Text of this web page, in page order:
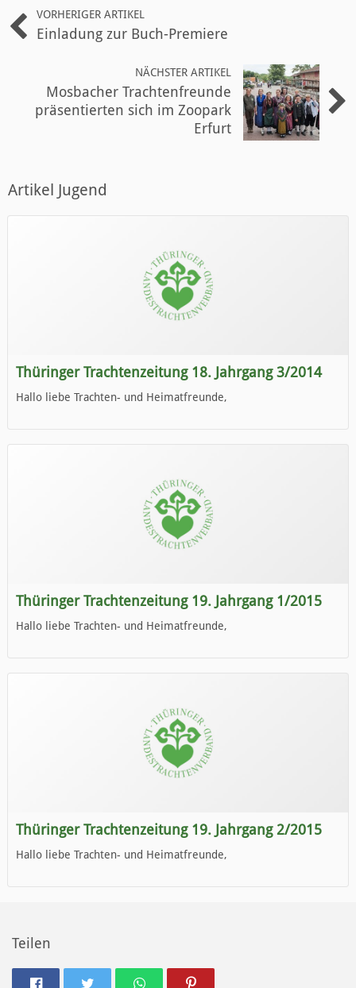
VORHERIGER ARTIKEL
Einladung zur Buch-Premiere
NÄCHSTER ARTIKEL
Mosbacher Trachtenfreunde
präsentierten sich im Zoopark
Erfurt
Artikel Jugend
Thüringer Trachtenzeitung 18. Jahrgang 3/2014
Hallo liebe Trachten- und Heimatfreunde,
Wir wünschen Euch viel Spaß beim Lesen.
Thüringer Trachtenzeitung 19. Jahrgang 1/2015
Hallo liebe Trachten- und Heimatfreunde,
Wir wünschen Euch viel Spaß beim Lesen.
Thüringer Trachtenzeitung 19. Jahrgang 2/2015
Hallo liebe Trachten- und Heimatfreunde,
Teilen